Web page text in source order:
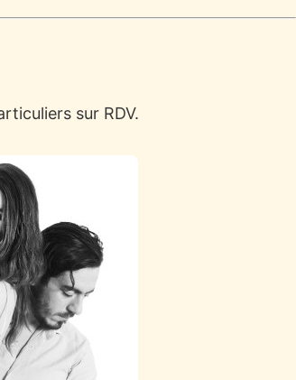
sur RDV.